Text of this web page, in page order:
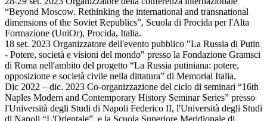
“Beyond Moscow. Rethinking the international and transnational
dimensions of the Soviet Republics”, Scuola di Procida per l'Alta
Formazione (UniOr), Procida, Italia.
18 set. 2023 Organizzatore dell'evento pubblico "La Russia di Putin
- Potere, società e visioni del mondo" presso la Fondazione Gramsci
di Roma nell'ambito del progetto “La Russia putiniana: potere,
opposizione e società civile nella dittatura” di Memorial Italia.
Dic 2022 – dic. 2023 Co-organizzazione del ciclo di seminari “16th
Naples Modern and Contemporary History Seminar Series” presso
l'Università degli Studi di Napoli Federico II, l'Università degli Studi
di Napoli “L'Orientale”, e la Scuola Superiore Meridionale di